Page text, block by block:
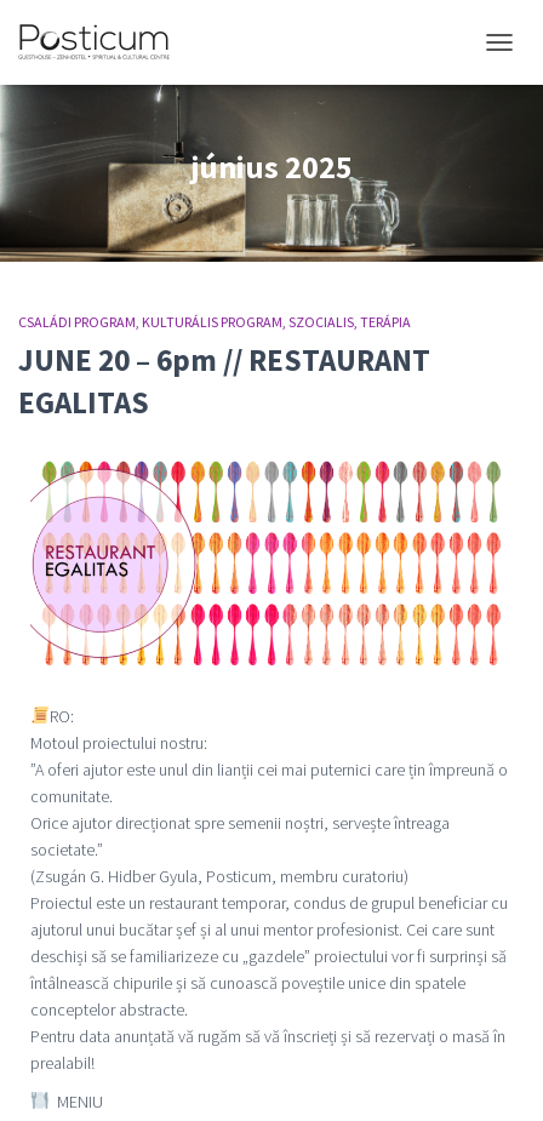
június 2025
CSALÁDI PROGRAM KULTURÁLIS PROGRAM SZOCIALIS TERÁPIA
JUNE 20 – 6pm // RESTAURANT
EGALITAS
RO:
Motoul proiectului nostru:
”A oferi ajutor este unul din lianții cei mai puternici care țin împreună o
comunitate.
Orice ajutor direcționat spre semenii noștri, servește întreaga
societate.”
(Zsugán G. Hidber Gyula, Posticum, membru curatoriu)
Proiectul este un restaurant temporar, condus de grupul beneficiar cu
ajutorul unui bucătar șef și al unui mentor profesionist. Cei care sunt
deschiși să se familiarizeze cu „gazdele” proiectului vor fi surprinși să
întâlnească chipurile și să cunoască poveștile unice din spatele
conceptelor abstracte.
Pentru data anunțată vă rugăm să vă înscrieți și să rezervați o masă în
prealabil!
MENIU